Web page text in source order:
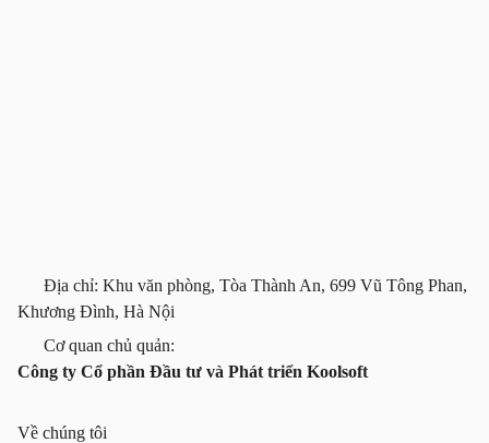
Địa chỉ: Khu văn phòng, Tòa Thành An, 699 Vũ Tông Phan,
Khương Đình, Hà Nội
Cơ quan chủ quản:
Công ty Cổ phần Đầu tư và Phát triển Koolsoft
Về chúng tôi